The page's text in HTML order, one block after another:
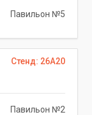
Павильон №5
Стенд: 26A20
Павильон №2